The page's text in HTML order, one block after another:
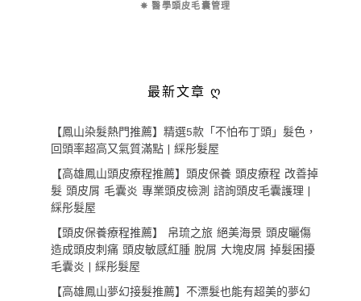
✵ 醫學頭皮毛囊管理
最新文章 ღ
【鳳山染髮熱門推薦】精選5款「不怕布丁頭」髮色，
回頭率超高又氣質滿點 | 綵彤髮屋
【高雄鳳山頭皮療程推薦】頭皮保養 頭皮療程 改善掉
髮 頭皮屑 毛囊炎 專業頭皮檢測 諮詢頭皮毛囊護理 |
綵彤髮屋
【頭皮保養療程推薦】 帛琉之旅 絕美海景 頭皮曬傷
造成頭皮刺痛 頭皮敏感紅腫 脫屑 大塊皮屑 掉髮困擾
毛囊炎 | 綵彤髮屋
【高雄鳳山夢幻接髮推薦】不漂髮也能有超美的夢幻